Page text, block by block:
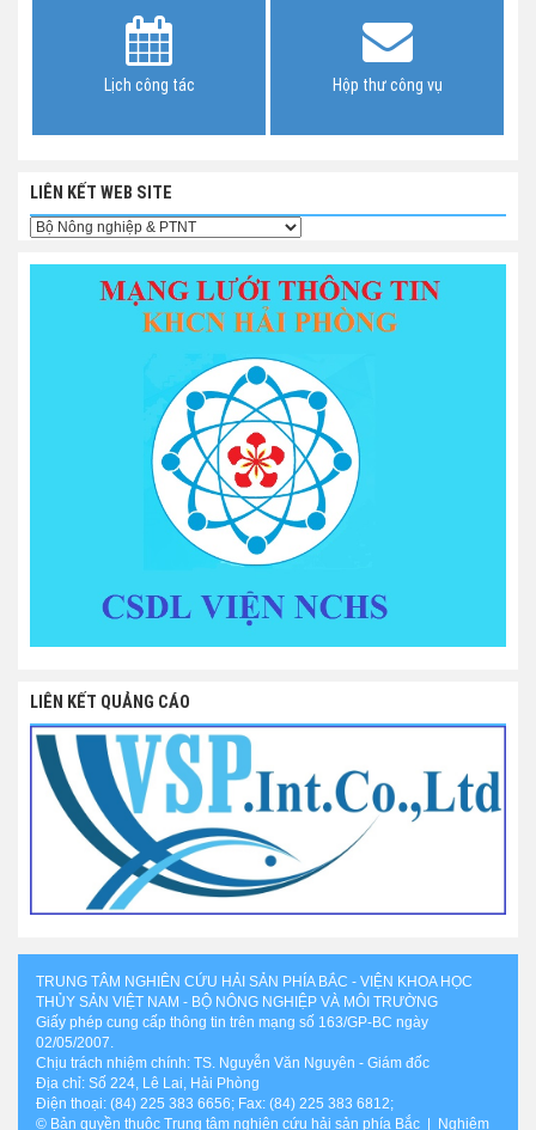
Lịch công tác Hộp thư công vụ
LIÊN KẾT WEB SITE
LIÊN KẾT QUẢNG CÁO
TRUNG TÂM NGHIÊN CỨU HẢI SẢN PHÍA BẮC - VIỆN KHOA HỌC
THỦY SẢN VIỆT NAM - BỘ NÔNG NGHIỆP VÀ MÔI TRƯỜNG
Giấy phép cung cấp thông tin trên mạng số 163/GP-BC ngày
02/05/2007.
Chịu trách nhiệm chính: TS. Nguyễn Văn Nguyên - Giám đốc
Địa chỉ: Số 224, Lê Lai, Hải Phòng
Điện thoại: (84) 225 383 6656; Fax: (84) 225 383 6812;
© Bản quyền thuộc Trung tâm nghiên cứu hải sản phía Bắc | Nghiêm